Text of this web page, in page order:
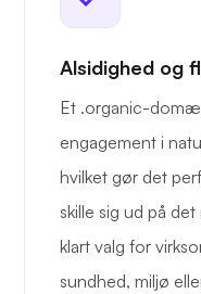
Alsidighed og
Et .organic-
engagement i
hvilket gør det
skille sig ud på
klart valg for
sundhed, miljø